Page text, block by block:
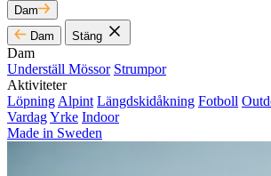
Dam
Dam
Stäng
Dam
Underställ Mössor Strumpor
Aktiviteter
Löpning Alpint Längdskidåkning Fotboll
VardagYrke Indoor
Made in Sweden